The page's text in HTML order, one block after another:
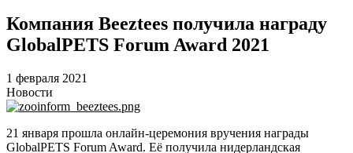
Компания Beeztees получила награду
GlobalPETS Forum Award 2021
1 февраля 2021
Новости
21 января прошла онлайн-церемония вручения награды
GlobalPETS Forum Award. Её получила нидерландская